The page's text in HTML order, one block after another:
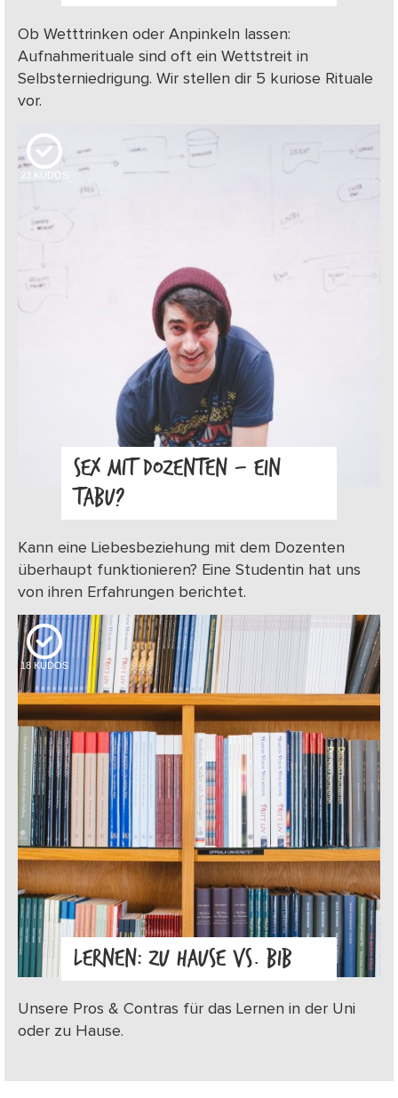
Ob Wetttrinken oder Anpinkeln lassen:
Aufnahmerituale sind oft ein Wettstreit in
Selbsterniedrigung. Wir stellen dir 5 kuriose Rituale
vor.
23 KUDOS
SEX MIT DOZENTEN – EIN
TABU?
Kann eine Liebesbeziehung mit dem Dozenten
überhaupt funktionieren? Eine Studentin hat uns
von ihren Erfahrungen berichtet.
18 KUDOS
LERNEN: ZU HAUSE VS. BIB
Unsere Pros & Contras für das Lernen in der Uni
oder zu Hause.